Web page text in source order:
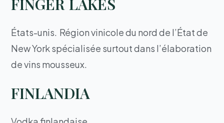
États-unis. Région vinicole du nord de l’État de
New York spécialisée surtout dans l’élaboration
de vins mousseux.
FINLANDIA